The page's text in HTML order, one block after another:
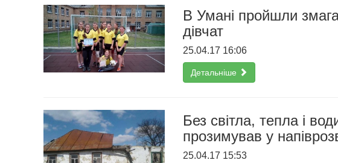
В Умані пройшли
дівчат
25.04.17 16:06
Детальніше
Без світла, тепла і
прозимував у
25.04.17 15:53